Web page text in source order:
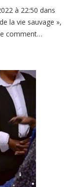
à 22:50 dans
la vie sauvage »,
comment…